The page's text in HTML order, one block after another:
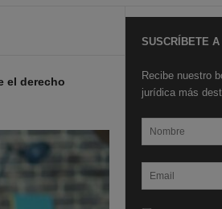
el derecho
SUSCRÍBETE
Recibe nuestro
jurídica más